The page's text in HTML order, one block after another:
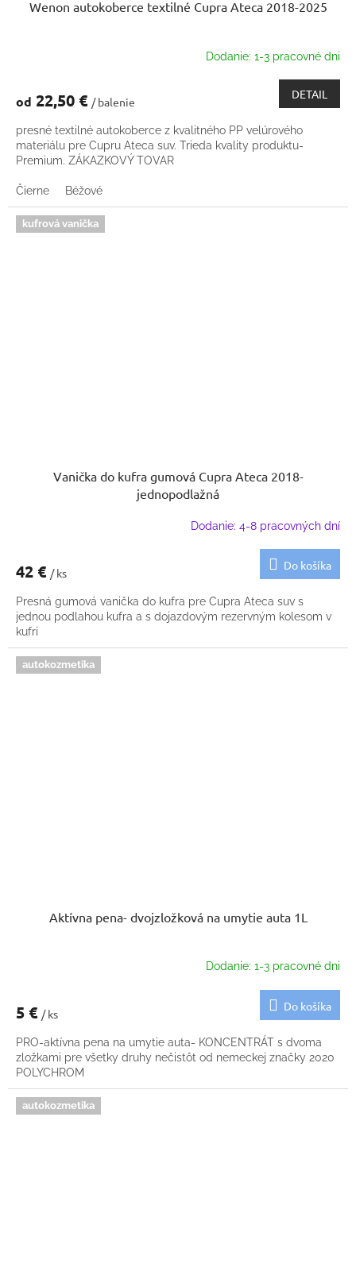
Wenon autokoberce textilné Cupra Ateca 2018-2025
Dodanie: 1-3 pracovné dni
od 22,50 € / balenie
DETAIL
presné textilné autokoberce z kvalitného PP velúrového
materiálu pre Cupru Ateca suv. Trieda kvality produktu-
Premium. ZÁKAZKOVÝ TOVAR
Čierne Béžové
kufrová vanička
Vanička do kufra gumová Cupra Ateca 2018-
jednopodlažná
Dodanie: 4-8 pracovných dní
42 € / ks
Do košíka
Presná gumová vanička do kufra pre Cupra Ateca suv s
jednou podlahou kufra a s dojazdovým rezervným kolesom v
kufri
autokozmetika
Aktívna pena- dvojzložková na umytie auta 1L
Dodanie: 1-3 pracovné dni
5 € / ks
Do košíka
PRO-aktívna pena na umytie auta- KONCENTRÁT s dvoma
zložkami pre všetky druhy nečistôt od nemeckej značky 2020
POLYCHROM
autokozmetika